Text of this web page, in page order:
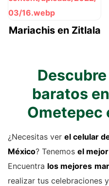
Mariachis en Zitlala
baratos
Ometepec
¿Necesitas ver el celular
México? Tenemos el
Encuentra los mejores
realizar tus celebraciones